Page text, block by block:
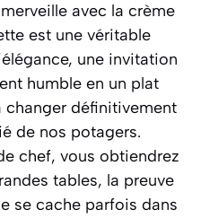
avec la crème
est une véritable
une invitation
humble en un plat
changer définitivement
de nos potagers.
chef, vous obtiendrez
tables, la preuve
se cache parfois dans